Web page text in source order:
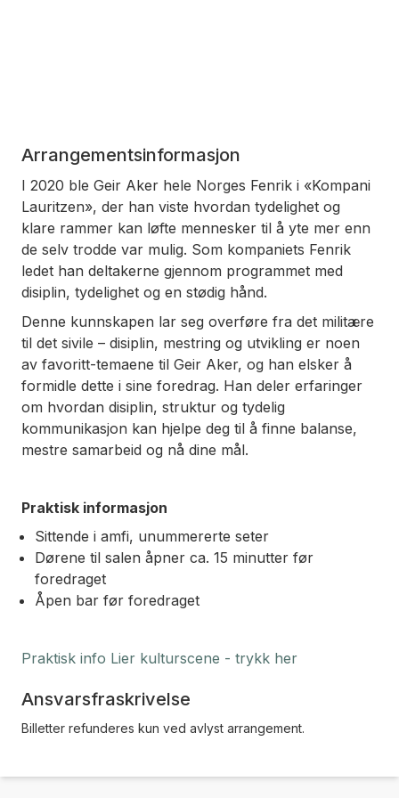
Arrangementsinformasjon
I 2020 ble Geir Aker hele Norges Fenrik i «Kompani
Lauritzen», der han viste hvordan tydelighet og
klare rammer kan løfte mennesker til å yte mer enn
de selv trodde var mulig. Som kompaniets Fenrik
ledet han deltakerne gjennom programmet med
disiplin, tydelighet og en stødig hånd.
Denne kunnskapen lar seg overføre fra det militære
til det sivile – disiplin, mestring og utvikling er noen
av favoritt-temaene til Geir Aker, og han elsker å
formidle dette i sine foredrag. Han deler erfaringer
om hvordan disiplin, struktur og tydelig
kommunikasjon kan hjelpe deg til å finne balanse,
mestre samarbeid og nå dine mål.
Praktisk informasjon
Sittende i amfi, unummererte seter
Dørene til salen åpner ca. 15 minutter før
foredraget
Åpen bar før foredraget
Praktisk info Lier kulturscene - trykk her
Ansvarsfraskrivelse
Billetter refunderes kun ved avlyst arrangement.